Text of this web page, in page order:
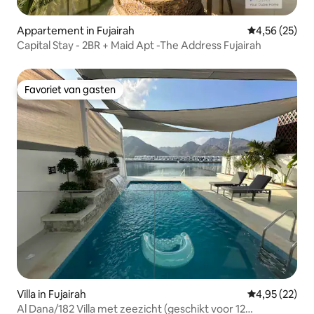
Appartement in Fujairah Gemiddelde
4,56 (25)
Capital Stay - 2BR + Maid Apt -The Address Fujairah
Favoriet van gasten
Favoriet van gasten
Villa in Fujairah Gemiddelde
4,95 (22)
Al Dana/182 Villa met zeezicht (geschikt voor 12